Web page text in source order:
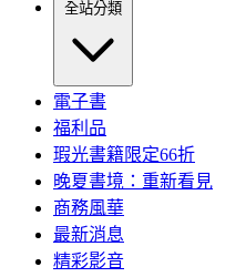
全站分類
電子書
福利品
瑕光書籍限定66折
晚夏書境：重新看見
商務風華
最新消息
精彩影音